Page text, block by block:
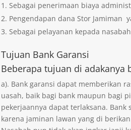
Sebagai penerimaan biaya
Pengendapan dana Stor Jamiman
Sebagai pelayanan kepada
Tujuan Bank Garansi
Beberapa tujuan di adakanya
a). Bank garansi dapat memberikan
uasah, baik bagi bank maupun bagi
pekerjaannya dapat terlaksana.
karena jaminan lawan yang di